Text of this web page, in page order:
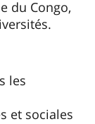
du Congo,
les
et sociales